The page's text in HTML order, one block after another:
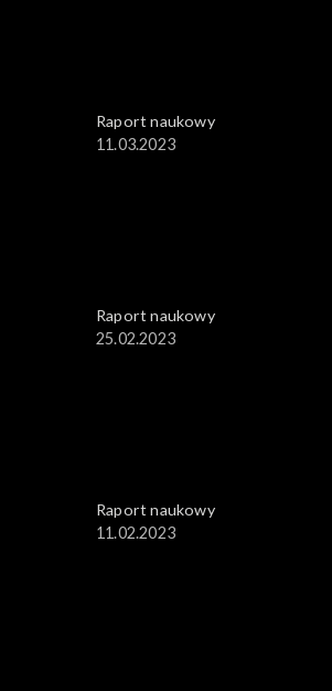
Raport naukowy
11.03.2023
Raport naukowy
25.02.2023
Raport naukowy
11.02.2023